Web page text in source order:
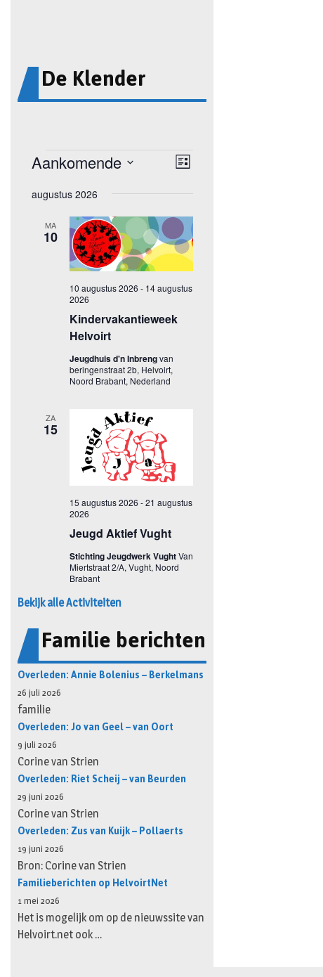
De Klender
Bekijk alle Activiteiten
Familie berichten
Overleden: Annie Bolenius – Berkelmans
26 juli 2026
familie
Overleden: Jo van Geel – van Oort
9 juli 2026
Corine van Strien
Overleden: Riet Scheij – van Beurden
29 juni 2026
Corine van Strien
Overleden: Zus van Kuijk – Pollaerts
19 juni 2026
Bron: Corine van Strien
Familieberichten op HelvoirtNet
1 mei 2026
Het is mogelijk om op de nieuwssite van
Helvoirt.net ook …